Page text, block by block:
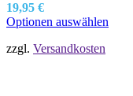
19,95 €
Optionen auswählen
zzgl. Versandkosten